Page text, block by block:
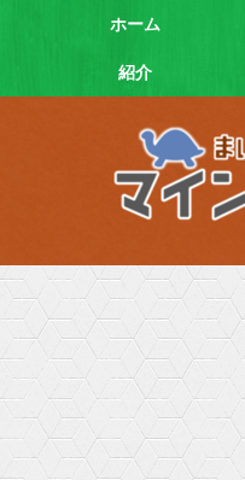
ホーム
紹介